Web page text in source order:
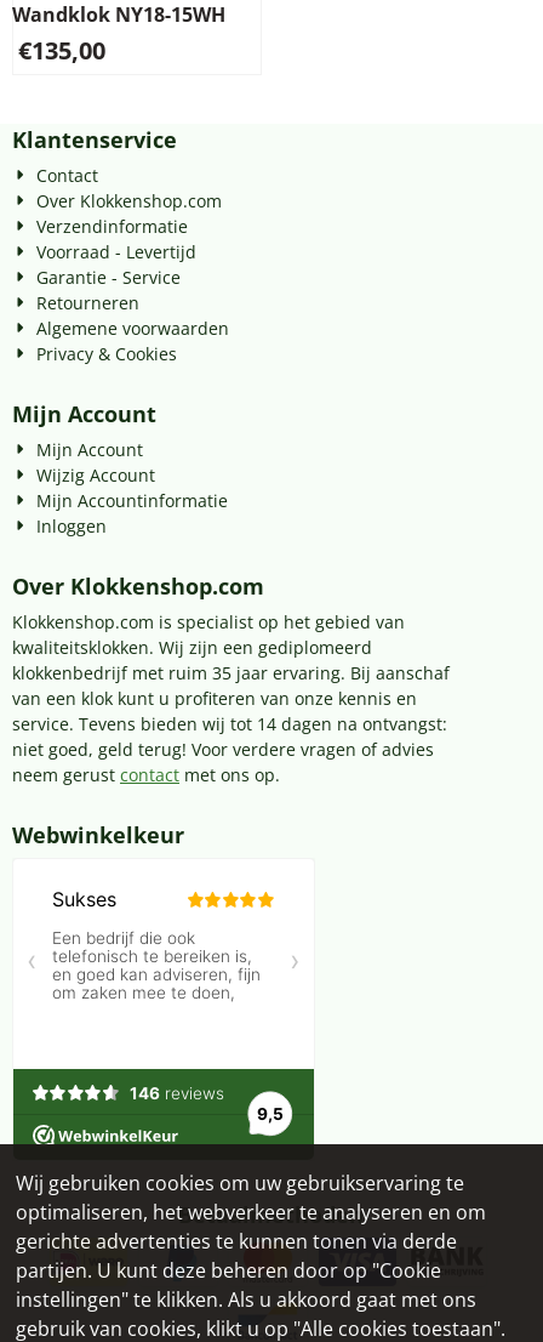
Wandklok NY18-15WH
€135,00
Klantenservice
Contact
Over Klokkenshop.com
Verzendinformatie
Voorraad - Levertijd
Garantie - Service
Retourneren
Algemene voorwaarden
Privacy & Cookies
Mijn Account
Mijn Account
Wijzig Account
Mijn Accountinformatie
Inloggen
Over Klokkenshop.com
Klokkenshop.com is specialist op het gebied van
kwaliteitsklokken. Wij zijn een gediplomeerd
klokkenbedrijf met ruim 35 jaar ervaring. Bij aanschaf
van een klok kunt u profiteren van onze kennis en
service. Tevens bieden wij tot 14 dagen na ontvangst:
niet goed, geld terug! Voor verdere vragen of advies
neem gerust contact met ons op.
Webwinkelkeur
Betaalmethoden
Wij gebruiken cookies om uw gebruikservaring te
optimaliseren, het webverkeer te analyseren en om
gerichte advertenties te kunnen tonen via derde
partijen. U kunt deze beheren door op "Cookie
instellingen" te klikken. Als u akkoord gaat met ons
gebruik van cookies, klikt u op "Alle cookies toestaan".